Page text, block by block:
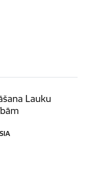
Lauku